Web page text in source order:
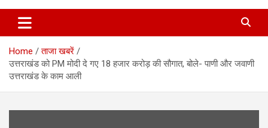
Home
ताजा खबरें
उत्तराखंड को PM मोदी दे गए 18 हजार करोड़ की सौगात, बोले- पाणी और जवाणी
उत्तराखंड के काम आली